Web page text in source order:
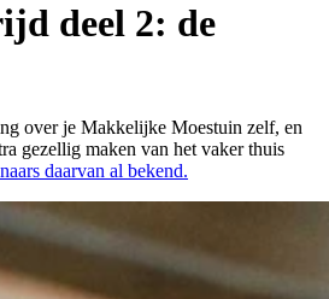
deel 2: de
over je Makkelijke Moestuin zelf, en
gezellig maken van het vaker thuis
daarvan al bekend.